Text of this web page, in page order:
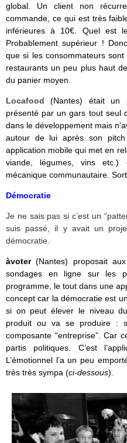
global. Un client non
commande, ce qui est très
inférieures à 10€. Quel est
Probablement supérieur !
que si les consommateurs
restaurants un peu plus haut
du panier moyen.
Locafood
(Nantes) était un
présenté par un gars tout seul
dans le développement mais
autour de lui après son pitch
application mobile qui met en
viande, légumes, vins etc.)
mécanique communautaire.
Démocratie
Je ne sais pas si c’est un
suis passé, il y avait un
démocratie.
àvoter(Nantes) proposait
sondages en ligne sur les
programme, le tout dans une
concept car la démocratie est
si on peut élever le niveau
produit ou va se produire :
composante “entreprise”. Car
partis politiques. C’est
L’émotionnel l’a un peu
très très sympa (ci-dessous).